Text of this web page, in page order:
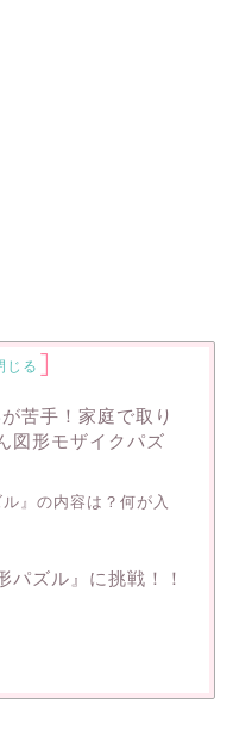
じる ]
苦手！家庭で取り
図形モザイクパズ
ル』の内容は？何が入
パズル』に挑戦！！